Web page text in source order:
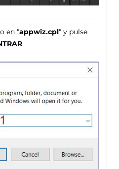
en "appwiz.cpl" y pulse
.